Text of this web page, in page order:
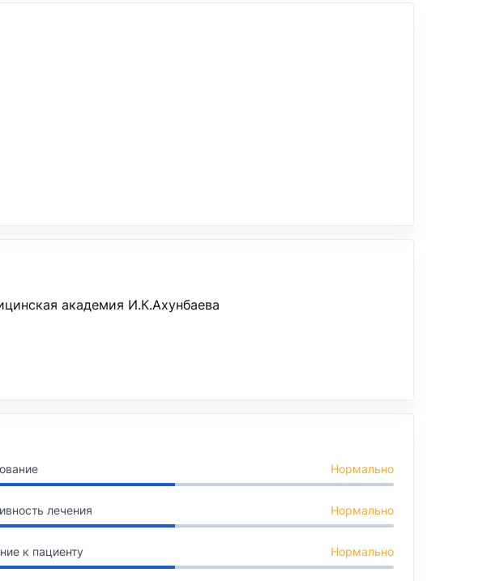
академия И.К.Ахунбаева
Нормально
лечения Нормально
к пациенту Нормально